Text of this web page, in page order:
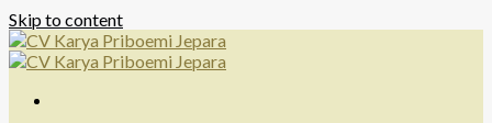
Skip to content